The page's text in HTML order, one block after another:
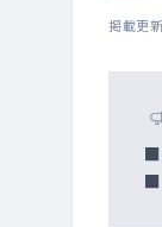
掲載更
■
■